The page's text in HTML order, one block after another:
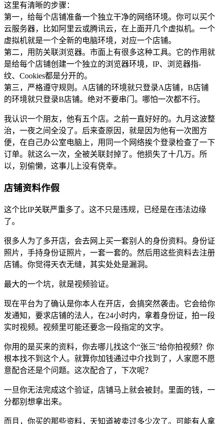
这里有清晰的步骤：
第一，给每个店铺准备一个独立干净的网络环境。你可以买个
云服务器，比如阿里云或腾讯云，在上面开几个虚拟机。一个
虚拟机就是一个全新的电脑环境，对应一个店铺。
第二，用防关联浏览器。市面上有很多这种工具。它的作用就
是给每个店铺创建一个独立的浏览器环境，IP、浏览器指-
纹、Cookies都是分开的。
第三，严格遵守规则。A店铺的环境就只登录A店铺，B店铺
的环境就只登录B店铺。绝对不要串门。哪怕一次都不行。
我认识一个朋友，他有五个店。之前一直好好的。九月这波整
治，一夜之间全没了。后来查原因，就是因为他有一次图方
便，在自己办公室电脑上，用同一个网络挨个登录检查了一下
订单。就这么一次，全被关联封掉了。他损失了十几万。所
以，别偷懒，这事儿上没有侥幸。
店铺资料作假
这个比IP关联严重多了。这不只是违规，已经是在违法边缘
了。
很多人为了多开店，会去网上买一套别人的身份资料。身份证
照片，手持身份证照片，一套一套的。然后用这些资料去注册
店铺。你觉得天衣无缝，其实处处是漏洞。
最大的一个坑，就是视频验证。
现在平台为了确认是你本人在开店，会搞突然袭击。它会给你
发通知，要求店铺的法人，在24小时内，拿着身份证，拍一段
实时视频。视频里可能还要念一段指定的文字。
你用的是买来的资料，你去哪儿找这个“张三”给你拍视频？你
根本找不到这个人。就算你加钱通过中介找到了，人家愿不愿
意配合还是个问题。这次配合了，下次呢？
一旦你无法完成这个验证，店铺马上就会被封。里面的钱，一
分都别想拿出来。
而且，你买的那些资料，天知道被卖过多少次了。可能有人拿